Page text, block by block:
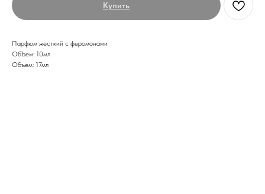
Купить
Парфюм жесткий с феромонами
ОбЪем: 10мл
Объем: 17мл